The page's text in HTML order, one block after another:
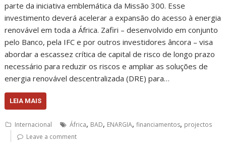
parte da iniciativa emblemática da Missão 300. Esse
investimento deverá acelerar a expansão do acesso à energia
renovável em toda a África. Zafiri – desenvolvido em conjunto
pelo Banco, pela IFC e por outros investidores âncora – visa
abordar a escassez crítica de capital de risco de longo prazo
necessário para reduzir os riscos e ampliar as soluções de
energia renovável descentralizada (DRE) para…
LEIA MAIS
Internacional África, BAD, ENARGIA,financiamentos, projectos
Leave a comment